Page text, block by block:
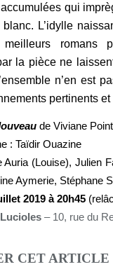
qui
L’idylle
romans
la pièce ne
n’en est
pertinents et
de Viviane Point
: Taïdir Ouazine
Auria (Louise), Julien
Aymerie, Stéphane
2019 à 20h45
– 10, rue du
CET ARTICLE